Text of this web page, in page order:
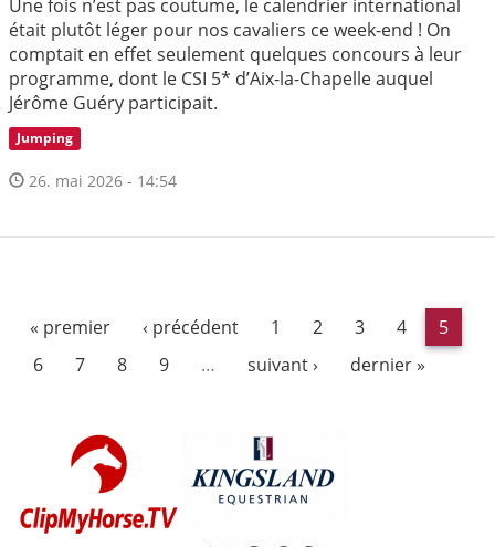
Une fois n’est pas coutume, le calendrier international
était plutôt léger pour nos cavaliers ce week-end ! On
comptait en effet seulement quelques concours à leur
programme, dont le CSI 5* d’Aix-la-Chapelle auquel
Jérôme Guéry participait.
Jumping
26. mai 2026 - 14:54
« premier ‹ précédent 1 2 3 4
5
6
7 8 9 … suivant › dernier »